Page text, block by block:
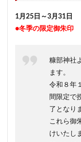
1月25日～3月31日
●冬季の限定御朱印
糠部神社
ます。
令和８年
間限定で
了となり
これら御
けいたし